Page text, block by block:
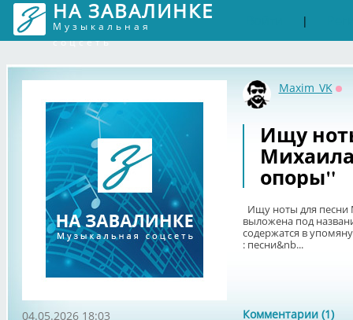
НА ЗАВАЛИНКЕ
Музыкальная
соцсеть
|
Maxim_VK
Ищу
опоры"
Ищу ноты для
выложена под
содержатся в
: песни&nb...
Комментарии (1)
04.05.2026 18:03